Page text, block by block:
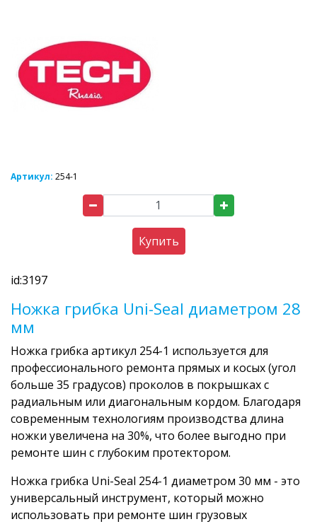
Артикул: 254-1
Купить
id:3197
Ножка грибка Uni-Seal диаметром 28
мм
Ножка грибка артикул 254-1 используется для
профессионального ремонта прямых и косых (угол
больше 35 градусов) проколов в покрышках с
радиальным или диагональным кордом. Благодаря
современным технологиям производства длина
ножки увеличена на 30%, что более выгодно при
ремонте шин с глубоким протектором.
Ножка грибка Uni-Seal 254-1 диаметром 30 мм - это
универсальный инструмент, который можно
использовать при ремонте шин грузовых